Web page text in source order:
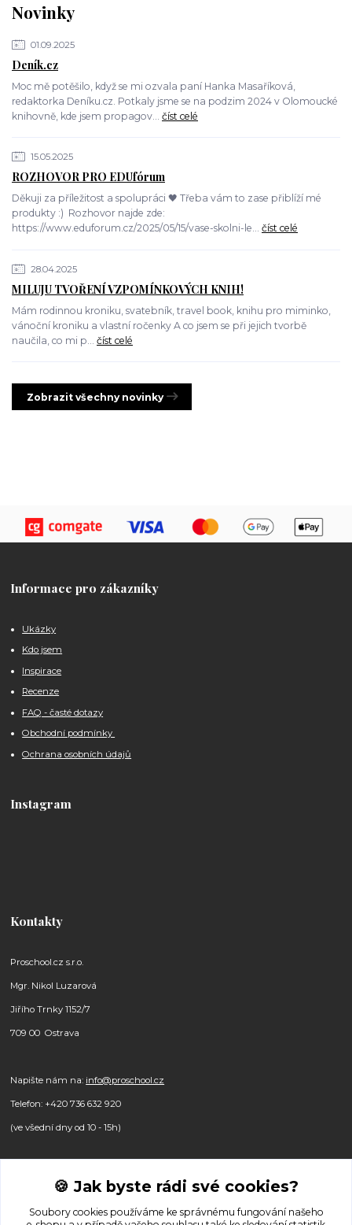
Novinky
01.09.2025
Deník.cz
Moc mě potěšilo, když se mi ozvala paní Hanka Masaříková,
redaktorka Deníku.cz. Potkaly jsme se na podzim 2024 v Olomoucké
knihovně, kde jsem propagov... číst celé
15.05.2025
ROZHOVOR PRO EDUfórum
Děkuji za příležitost a spolupráci 🖤 Třeba vám to zase přiblíží mé
produkty :) Rozhovor najde zde:
https://www.eduforum.cz/2025/05/15/vase-skolni-le... číst celé
28.04.2025
MILUJU TVOŘENÍ VZPOMÍNKOVÝCH KNIH!
Mám rodinnou kroniku, svatebník, travel book, knihu pro miminko,
vánoční kroniku a vlastní ročenky A co jsem se při jejich tvorbě
naučila, co mi p... číst celé
Zobrazit všechny novinky
Informace pro zákazníky
Ukázky
Kdo jsem
Inspirace
Recenze
FAQ - časté dotazy
Obchodní podmínky
Ochrana osobních údajů
Instagram
Kontakty
Proschool.cz s.r.o.
Mgr. Nikol Luzarová
Jiřího Trnky 1152/7
709 00 Ostrava
Napište nám na: info@proschool.cz
Telefon: +420 736 632 920
(ve všední dny od 10 - 15h)
Sledujte nás na sociálních sítích:
🍪 Jak byste rádi své cookies?
Soubory cookies používáme ke správnému fungování našeho